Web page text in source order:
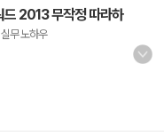
2013 무작정 따라하
무 노하우